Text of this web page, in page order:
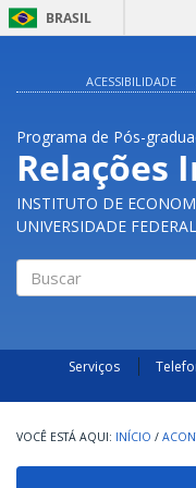
BRASIL
ACESSIBILIDADE
Programa de Pós-
Relações
INSTITUTO DE
UNIVERSIDADE
Serviços
INÍCIO /